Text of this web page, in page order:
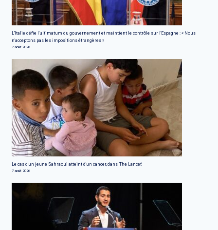
L'Italie défie l'ultimatum du gouvernement et maintient le contrôle sur l'Espagne : « Nous
n'acceptons pas les impositions étrangères »
7 août 2026
Le cas d'un jeune Sahraoui atteint d'un cancer, dans 'The Lancet'
7 août 2026